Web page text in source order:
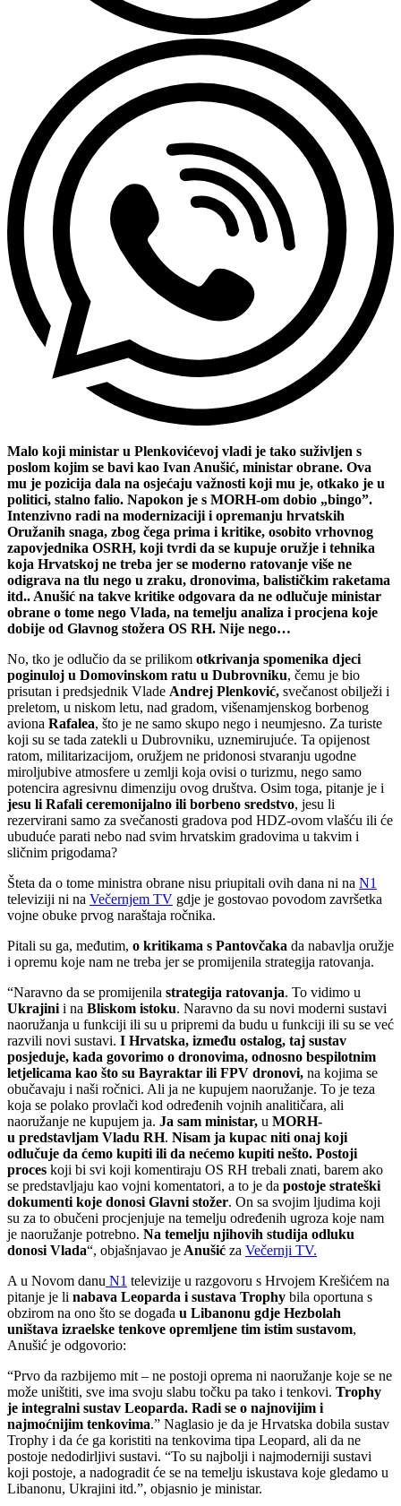
Malo koji ministar u Plenkovićevoj vladi je tako suživljen s
poslom kojim se bavi kao Ivan Anušić, ministar obrane. Ova
mu je pozicija dala na osjećaju važnosti koji mu je, otkako je u
politici, stalno falio. Napokon je s MORH-om dobio „bingo”.
Intenzivno radi na modernizaciji i opremanju hrvatskih
Oružanih snaga, zbog čega prima i kritike, osobito vrhovnog
zapovjednika OSRH, koji tvrdi da se kupuje oružje i tehnika
koja Hrvatskoj ne treba jer se moderno ratovanje više ne
odigrava na tlu nego u zraku, dronovima, balističkim raketama
itd.. Anušić na takve kritike odgovara da ne odlučuje ministar
obrane o tome nego Vlada, na temelju analiza i procjena koje
dobije od Glavnog stožera OS RH. Nije nego…
No, tko je odlučio da se prilikom otkrivanja spomenika djeci
poginuloj u Domovinskom ratu u Dubrovniku, čemu je bio
prisutan i predsjednik Vlade Andrej Plenković, svečanost obilježi i
preletom, u niskom letu, nad gradom, višenamjenskog borbenog
aviona Rafalea, što je ne samo skupo nego i neumjesno. Za turiste
koji su se tada zatekli u Dubrovniku, uznemirujuće. Ta opijenost
ratom, militarizacijom, oružjem ne pridonosi stvaranju ugodne
miroljubive atmosfere u zemlji koja ovisi o turizmu, nego samo
potencira agresivnu dimenziju ovog društva. Osim toga, pitanje je i
jesu li Rafali ceremonijalno ili borbeno sredstvo, jesu li
rezervirani samo za svečanosti gradova pod HDZ-ovom vlašću ili će
ubuduće parati nebo nad svim hrvatskim gradovima u takvim i
sličnim prigodama?
Šteta da o tome ministra obrane nisu priupitali ovih dana ni na N1
televiziji ni na Večernjem TV gdje je gostovao povodom završetka
vojne obuke prvog naraštaja ročnika.
Pitali su ga, međutim, o kritikama s Pantovčaka da nabavlja oružje
i opremu koje nam ne treba jer se promijenila strategija ratovanja.
“Naravno da se promijenila strategija ratovanja. To vidimo u
Ukrajini i na Bliskom istoku. Naravno da su novi moderni sustavi
naoružanja u funkciji ili su u pripremi da budu u funkciji ili su se već
razvili novi sustavi. I Hrvatska, između ostalog, taj sustav
posjeduje, kada govorimo o dronovima, odnosno bespilotnim
letjelicama kao što su Bayraktar ili FPV dronovi, na kojima se
obučavaju i naši ročnici. Ali ja ne kupujem naoružanje. To je teza
koja se polako provlači kod određenih vojnih analitičara, ali
naoružanje ne kupujem ja. Ja sam ministar, u MORH-
u predstavljam Vladu RH. Nisam ja kupac niti onaj koji
odlučuje da ćemo kupiti ili da nećemo kupiti nešto. Postoji
proces koji bi svi koji komentiraju OS RH trebali znati, barem ako
se predstavljaju kao vojni komentatori, a to je da postoje strateški
dokumenti koje donosi Glavni stožer. On sa svojim ljudima koji
su za to obučeni procjenjuje na temelju određenih ugroza koje nam
je naoružanje potrebno. Na temelju njihovih studija odluku
donosi Vlada“, objašnjavao je Anušić za Večernji TV.
A u Novom danu N1 televizije u razgovoru s Hrvojem Krešićem na
pitanje je li nabava Leoparda i sustava Trophy bila oportuna s
obzirom na ono što se događa u Libanonu gdje Hezbolah
uništava izraelske tenkove opremljene tim istim sustavom,
Anušić je odgovorio:
“Prvo da razbijemo mit – ne postoji oprema ni naoružanje koje se ne
može uništiti, sve ima svoju slabu točku pa tako i tenkovi. Trophy
je integralni sustav Leoparda. Radi se o najnovijim i
najmoćnijim tenkovima.” Naglasio je da je Hrvatska dobila sustav
Trophy i da će ga koristiti na tenkovima tipa Leopard, ali da ne
postoje nedodirljivi sustavi. “To su najbolji i najmoderniji sustavi
koji postoje, a nadogradit će se na temelju iskustava koje gledamo u
Libanonu, Ukrajini itd.”, objasnio je ministar.